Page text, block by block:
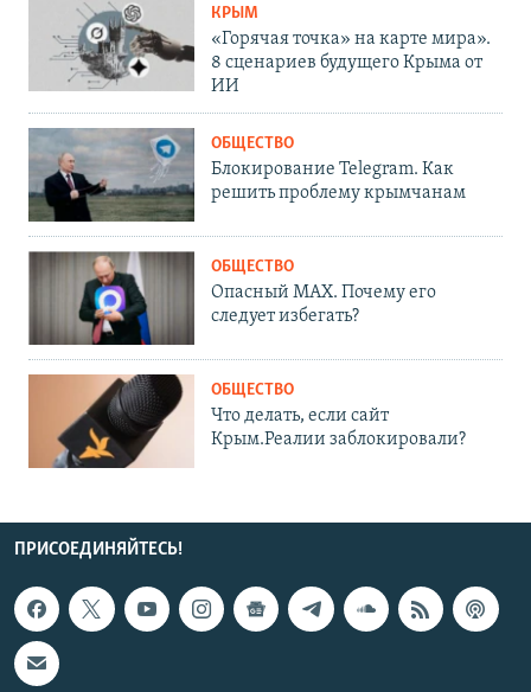
КРЫМ
«Горячая точка» на карте мира».
8 сценариев будущего Крыма от
ИИ
ОБЩЕСТВО
Блокирование Telegram. Как
решить проблему крымчанам
ОБЩЕСТВО
Опасный MAX. Почему его
следует избегать?
ОБЩЕСТВО
Что делать, если сайт
Крым.Реалии заблокировали?
ПРИСОЕДИНЯЙТЕСЬ!